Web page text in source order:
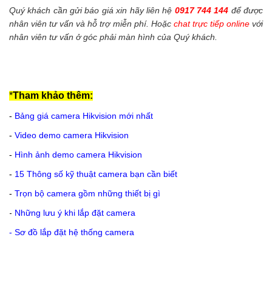
Quý khách cần gửi báo giá xin hãy liên hệ 0917 744 144 để được
nhân viên tư vấn và hỗ trợ miễn phí. Hoặc chat trực tiếp onlinevới
nhân viên tư vấn ở góc phải màn hình của Quý khách.
*Tham khảo thêm:
- Bảng giá camera Hikvision mới nhất
- Video demo camera Hikvision
- Hình ảnh demo camera Hikvision
- 15 Thông số kỹ thuật camera bạn cần biết
- Trọn bộ camera gồm những thiết bị gì
- Những lưu ý khi lắp đặt camera
- Sơ đồ lắp đặt hệ thống camera